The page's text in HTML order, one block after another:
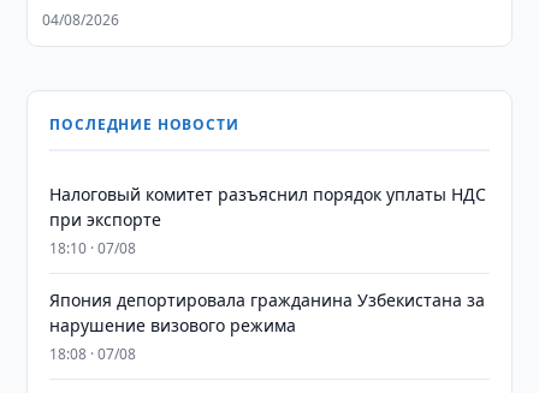
04/08/2026
ПОСЛЕДНИЕ НОВОСТИ
Налоговый комитет разъяснил порядок уплаты НДС
при экспорте
18:10 · 07/08
Япония депортировала гражданина Узбекистана за
нарушение визового режима
18:08 · 07/08